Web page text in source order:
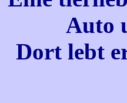
Auto
Dort lebt